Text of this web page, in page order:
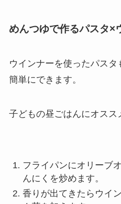
めんつゆで作るパスタ×
ウインナーを使ったパス
簡単にできます。
子どもの昼ごはんにオスス
フライパンにオリーブ
んにくを炒めます。
香りが出てきたらウイ